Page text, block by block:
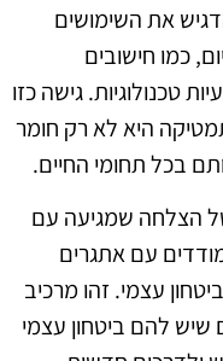
את השימושים
כמו חישובים
טכנולוגיות. גישה כזו
היא לא רק חומר
בכל תחומי החיים.
הצלחה שמגיעה עם
עם אתגרים
עצמי. זהו מרכיב
שיש להם ביטחון עצמי